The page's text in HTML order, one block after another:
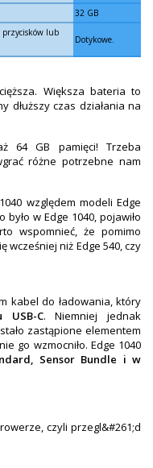
32 GB
przycisków lub
Dotykowe.
Większa bateria to
dłuższy czas działania na
64 GB pamięci! Trzeba
różne potrzebne nam
względem modeli Edge
w Edge 1040, pojawiło
wspomnieć, że pomimo
wcześniej niż Edge 540, czy
kabel do ładowania, który
C. Niemniej jednak
zastąpione elementem
go wzmocniło. Edge 1040
Sensor Bundle i w